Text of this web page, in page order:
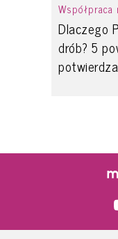
Współpraca
Dlaczego
drób? 5